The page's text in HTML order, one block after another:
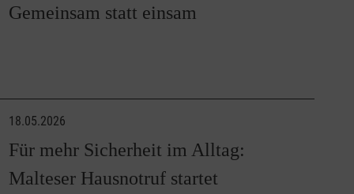
Gemeinsam statt einsam
18.05.2026
Für mehr Sicherheit im Alltag:
Malteser Hausnotruf startet